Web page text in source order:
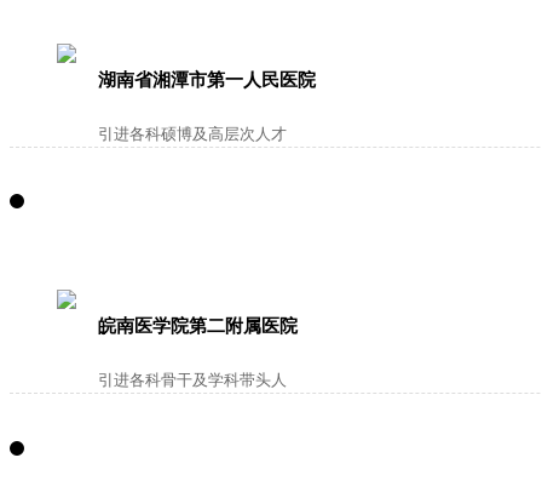
湖南省湘潭市第一人民医院
引进各科硕博及高层次人才
皖南医学院第二附属医院
引进各科骨干及学科带头人